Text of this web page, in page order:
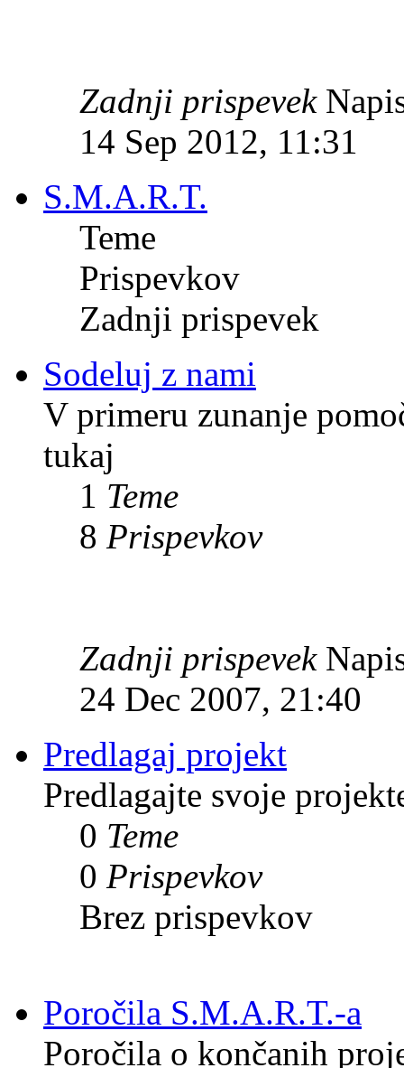
Zadnji prispevek
14 Sep 2012, 11:31
S.M.A.R.T.
Teme
Prispevkov
Zadnji prispevek
Sodeluj z nami
V primeru zunanje
tukaj
1 Teme
8 Prispevkov
Zadnji prispevek
24 Dec 2007, 21:40
Predlagaj projekt
Predlagajte svoje
0 Teme
0 Prispevkov
Brez prispevkov
Poročila S.M.A.R.T.-a
Poročila o končanih